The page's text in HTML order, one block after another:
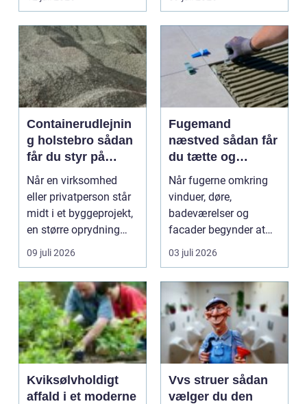
Metode...
Containerudlejnin
g holstebro sådan
får du styr på
affald og
materialer
Når en virksomhed
eller privatperson står
midt i et byggeprojekt,
en større oprydning
eller løbende ...
09 juli 2026
Fugemand
næstved sådan får
du tætte og
holdbare fuger
Når fugerne omkring
vinduer, døre,
badeværelser og
facader begynder at
slippe, kan det hurtigt
føre ...
03 juli 2026
Kviksølvholdigt
affald i et moderne
Vvs struer sådan
vælger du den